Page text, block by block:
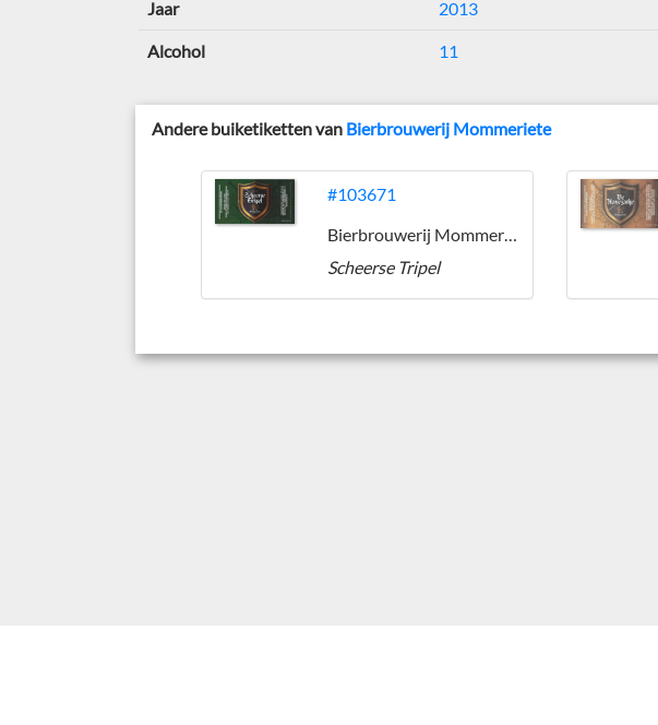
Jaar 2013
Alcohol 11
Andere buiketiketten van Bierbrouwerij Mommeriete
#103671
Bierbrouwerij Mommeriete
Scheerse Tripel